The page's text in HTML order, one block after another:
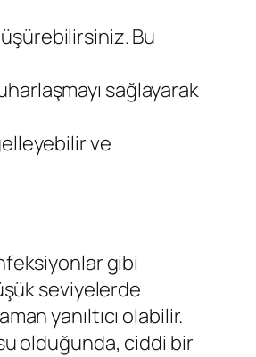
Bu
sağlayarak
ve
gibi
seviyelerde
yanıltıcı olabilir.
olduğunda, ciddi bir